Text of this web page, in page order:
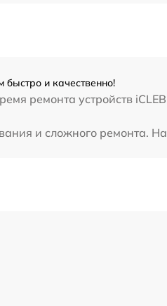
и качественно!
ремонта устройств
и сложного ремонта.